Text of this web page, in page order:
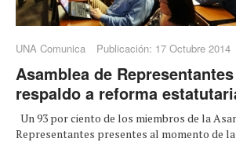
UNA Comunica Publicación: 17 Octubre 2014
Asamblea de
respaldo a reforma
Un 93 por ciento de los miembros de la
Representantes presentes al momento de la